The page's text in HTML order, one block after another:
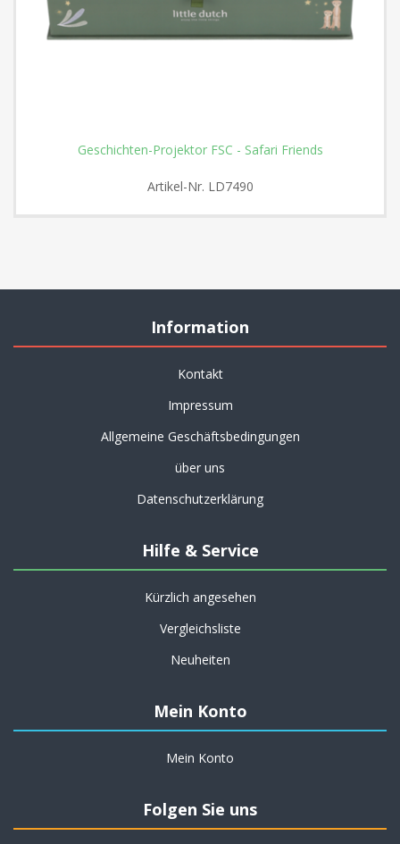
Geschichten-Projektor FSC - Safari Friends
Artikel-Nr. LD7490
Information
Kontakt
Impressum
Allgemeine Geschäftsbedingungen
über uns
Datenschutzerklärung
Hilfe & Service
Kürzlich angesehen
Vergleichsliste
Neuheiten
Mein Konto
Mein Konto
Folgen Sie uns